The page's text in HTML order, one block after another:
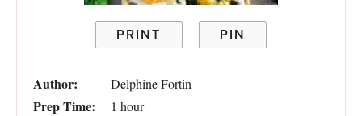
PRINT PIN
Author: Delphine Fortin
Prep Time: 1 hour